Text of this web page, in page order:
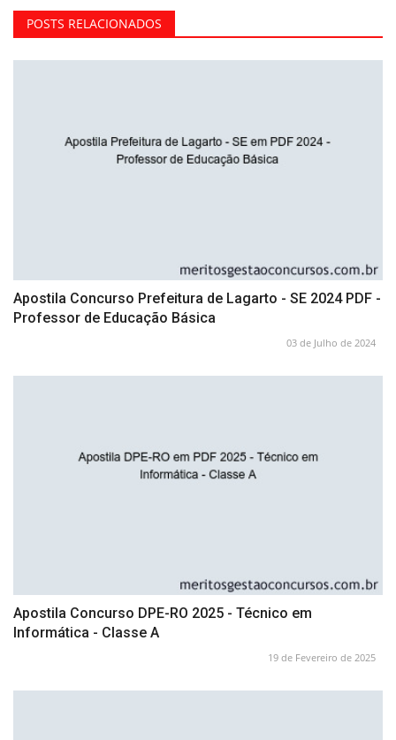
POSTS RELACIONADOS
Apostila Concurso Prefeitura de Lagarto - SE 2024 PDF -
Professor de Educação Básica
03 de Julho de 2024
Apostila Concurso DPE-RO 2025 - Técnico em
Informática - Classe A
19 de Fevereiro de 2025